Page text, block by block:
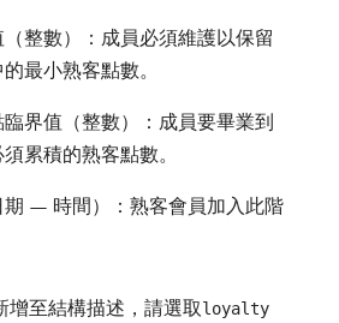
整數）：成員必須維護以保留
最小熟客點數。
界值（整數）：成員要畢業到
累積的熟客點數。
期 — 時間）：熟客會員加入此階
增至結構描述，請選取loyalty